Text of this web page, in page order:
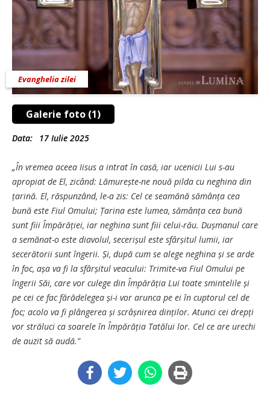
Galerie foto (1)
Evanghelia zilei
Data: 17 Iulie 2025
„În vremea aceea Iisus a intrat în casă, iar ucenicii Lui s-au
apropiat de El, zicând: Lămurește-ne nouă pilda cu neghina din
țarină. El, răspunzând, le-a zis: Cel ce seamănă sămânța cea
bună este Fiul Omului; Țarina este lumea, sămânța cea bună
sunt fiii Împărăției, iar neghina sunt fiii celui-rău. Dușmanul care
a semănat-o este diavolul, secerișul este sfârșitul lumii, iar
secerătorii sunt îngerii. Și, după cum se alege neghina și se arde
în foc, așa va fi la sfârșitul veacului: Trimite-va Fiul Omului pe
îngerii Săi, care vor culege din Împărăția Lui toate smintelile și
pe cei ce fac fărădelegea și-i vor arunca pe ei în cuptorul cel de
foc; acolo va fi plângerea și scrâșnirea dinților. Atunci cei drepți
vor străluci ca soarele în Împărăția Tatălui lor. Cel ce are urechi
de auzit să audă.”